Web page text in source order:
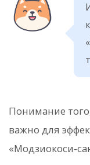
Понимание
важно для
«Модзиокоси-